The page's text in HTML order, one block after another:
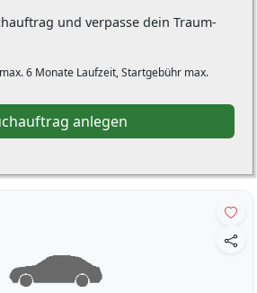
und verpasse dein Traum-
max. 6 Monate Laufzeit, Startgebühr max.
anlegen